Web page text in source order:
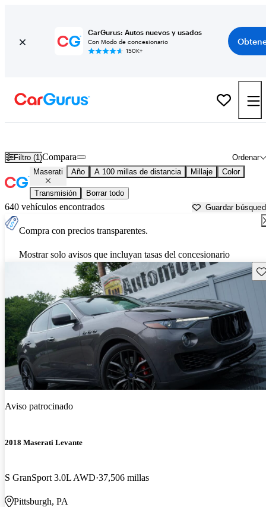
CarGurus: Autos nuevos y usados
Con Modo de concesionario
150K+
Filtro (1) Ordenar
Compara
Maserati Año A 100 millas de distancia Millaje Color
Transmisión Borrar todo
640 vehículos encontrados Guardar
Compra con precios transparentes.
Mostrar solo avisos que incluyan tasas del concesionario
Aviso patrocinado
2018 Maserati Levante
S GranSport 3.0L AWD 37,506 millas
Pittsburgh, PA